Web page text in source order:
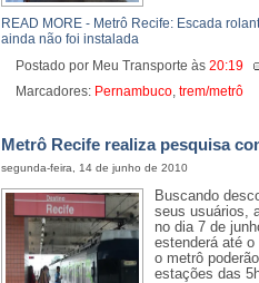
READ MORE - Metrô Recife: Escada
ainda não foi instalada
Postado por Meu Transporte às 20:19
Marcadores: Pernambuco trem/metrô
Metrô Recife realiza pesquisa
segunda-feira, 14 de junho de 2010
Buscando
seus usuários,
no dia 7 de
estenderá até
o metrô
estações das